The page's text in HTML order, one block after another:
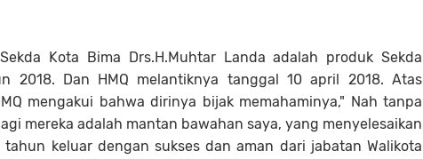
Kota Bima Drs.H.Muhtar Landa adalah produk Sekda
2018. Dan HMQ melantiknya tanggal 10 april 2018. Atas
mengakui bahwa dirinya bijak memahaminya," Nah tanpa
mereka adalah mantan bawahan saya, yang menyelesaikan
keluar dengan sukses dan aman dari jabatan Walikota